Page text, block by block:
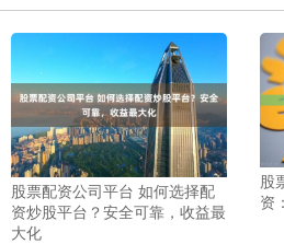
股票配资公司平台 如何选择配
资炒股平台？安全可靠，收益最
大化
股
资